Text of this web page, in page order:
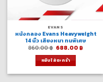
EVANS
หนังกลอง Evans Heavyweight
14 นิ้ว เสียงหนา ทนพิเศษ
860.00฿ Original
was:
860.00 ฿.
688.00 ฿Current
หยิบใส่ตะกร้า